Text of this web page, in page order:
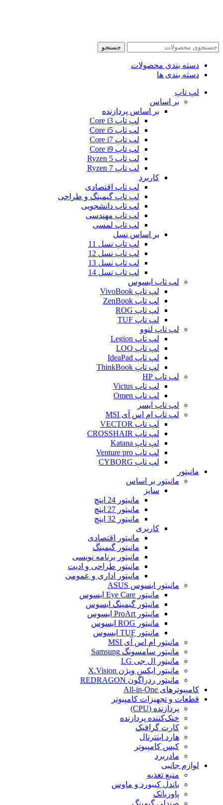
جستجو
دسته بندی محصولات
دسته بندی ها
لپ تاپ
بر اساس
بر اساس پردازنده
لپ تاپ Core i3
لپ تاپ Core i5
لپ تاپ Core i7
لپ تاپ Core i9
لپ تاپ Ryzen 5
لپ تاپ Ryzen 7
کاربرد
لپ تاپ اقتصادی
لپ تاپ گیمینگ و طراحی
لپ تاپ دانشجویی
لپ تاپ مهندسی
لپ تاپ لمسی
بر اساس نسل
لپ تاپ نسل 11
لپ تاپ نسل 12
لپ تاپ نسل 13
لپ تاپ نسل 14
لپ تاپ ایسوس
لپ تاپ VivoBook
لپ تاپ ZenBook
لپ تاپ ROG
لپ تاپ TUF
لپ تاپ لنوو
لپ تاپ Legion
لپ تاپ LOQ
لپ تاپ IdeaPad
لپ تاپ ThinkBook
لپ تاپ HP
لپ تاپ Victus
لپ تاپ Omen
لپ تاپ ایسر
لپ تاپ ام اس آی MSI
لپ تاپ VECTOR
لپ تاپ CROSSHAIR
لپ تاپ Katana
لپ تاپ Venture pro
لپ تاپ CYBORG
مانیتور
مانیتور بر اساس
سایز
مانیتور 24 اینچ
مانیتور 27 اینچ
مانیتور 32 اینچ
کاربری
مانیتور اقتصادی
مانیتور گیمینگ
مانیتور برنامه نویسی
مانیتور طراحی و ادیت
مانیتور اداری و عمومی
مانیتور ایسوس ASUS
مانیتور Eye Care ایسوس
مانیتور گیمینگ ایسوس
مانیتور ProArt ایسوس
مانیتور ROG ایسوس
مانیتور TUF ایسوس
مانیتور ام اس آی MSI
مانیتور سامسونگ Samsung
مانیتور ال جی LG
مانیتور ایکس ویژن X.Vision
مانیتور ردراگون REDRAGON
کامپیوترهای All-in-One
قطعات و تجهیزات کامپیوتر
پردازنده (CPU)
خنک‌کننده پردازنده
کارت گرافیک
هارد اینترنال
کیس کامپیوتر
مادربرد
لوازم جانبی
منبع تغذیه
باندل کیبورد و ماوس
پاوربانک
صندلی گیمینگ